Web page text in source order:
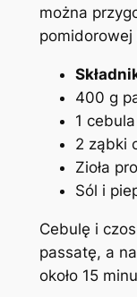
można
400 g
1 cebula
2 ząbki
Zioła
Sól i
Cebulę i
passatę, a
około 15